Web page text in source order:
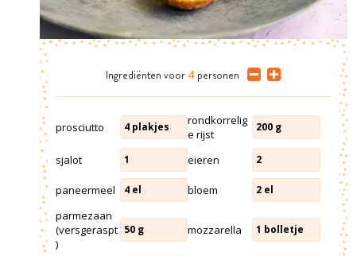
Ingrediënten voor 4 personen
prosciutto 4 plakjes
rondkorrelig
e rijst
200 g
sjalot 1 eieren 2
paneermeel 4 el bloem 2 el
parmezaan
(versgeraspt
)
50 g mozzarella 1 bolletje